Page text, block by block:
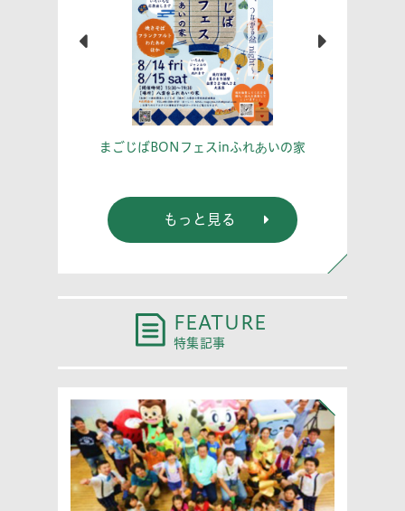
まごじばBONフェスinふれあいの家
もっと見る
FEATURE
特集記事